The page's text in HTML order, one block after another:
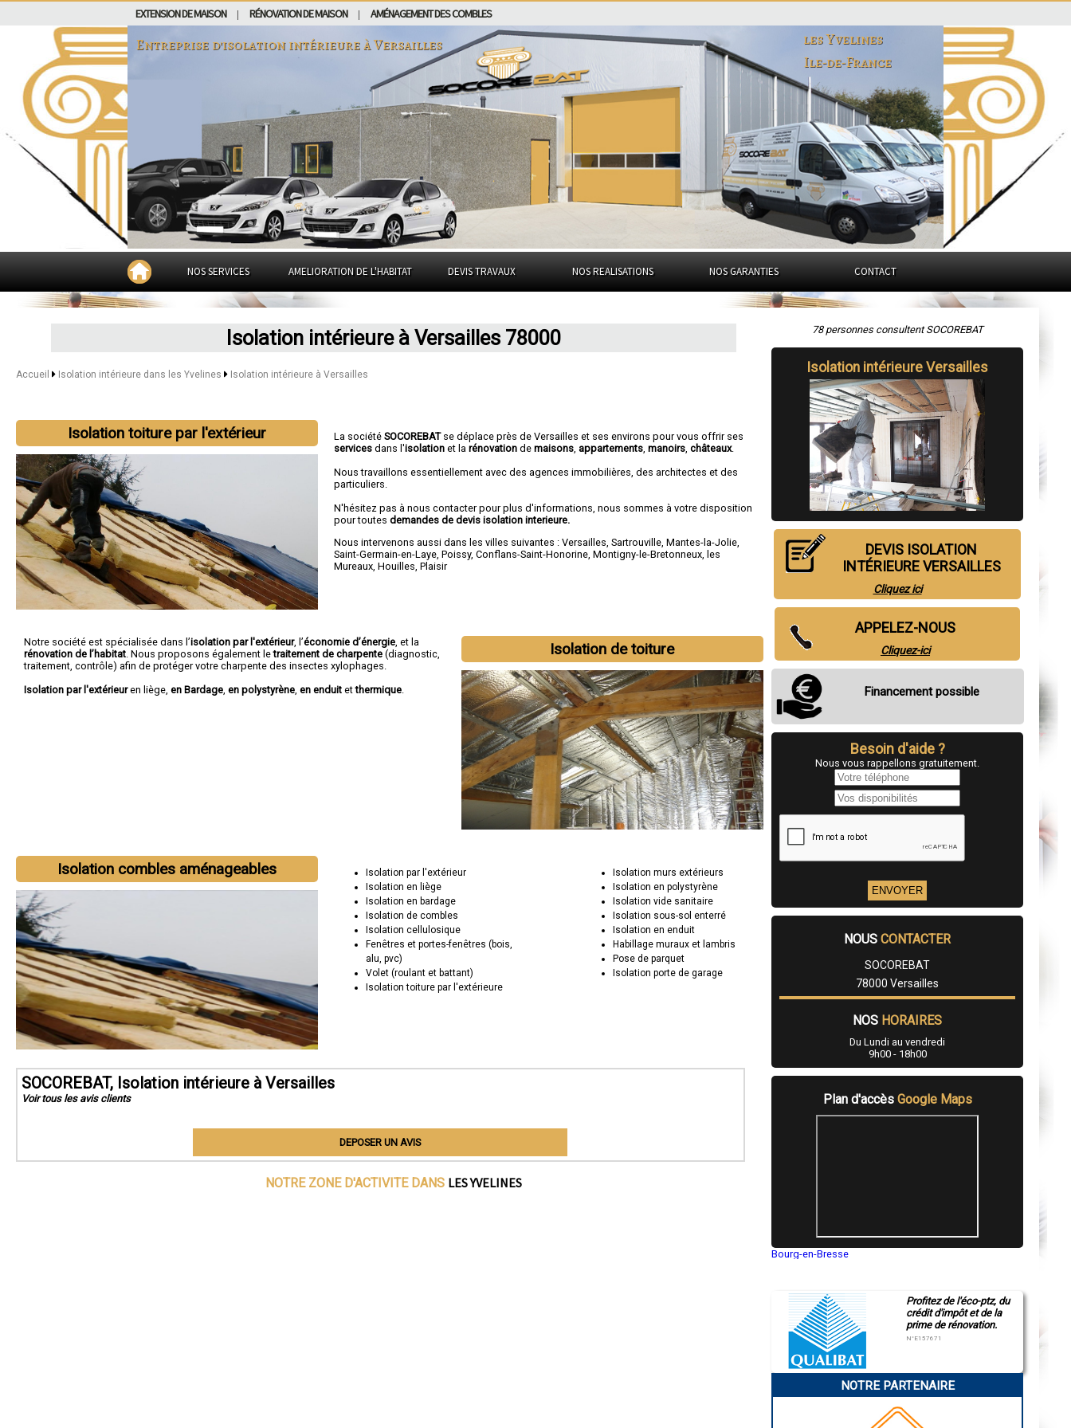
EXTENSION DE MAISON RÉNOVATION DE MAISON AMÉNAGEMENT DES COMBLES
Entreprise d'isolation intérieure àVersailles
les Yvelines
Ile-de-France
NOS SERVICES AMELIORATION DE L'HABITAT DEVIS TRAVAUX NOS REALISATIONS NOS GARANTIES CONTACT
Isolation intérieure à Versailles 78000
Accueil Isolation intérieure dans les Yvelines Isolation intérieure à Versailles
Isolation toiture par l'extérieur La sociétéSOCOREBATse déplace près de Versailles et ses environs pour vous offrir ses
services dans l'isolation et larénovation demaisons appartements ,manoirs ,châteaux.
Nous travaillons essentiellement avec des agences immobilières, des architectes et des
particuliers.
N'hésitez pas à nous contacter pour plus d'informations, nous sommes à votre disposition
pour toutesdemandes de devis isolation interieure.
Nous intervenons aussi dans les villes suivantes :Versailles ,Sartrouville ,Mantes-la-Jolie
Saint-Germain-en-Laye ,Poissy,Conflans-Saint-Honorine ,Montigny-le-Bretonneux ,les
Mureaux ,Houilles ,Plaisir
Isolation de toiture
Notre société est spécialisée dans l’isolation par l'extérieur, l’économie d’énergie , et la
rénovation de l’habitat . Nous proposons également letraitement de charpente (diagnostic,
traitement, contrôle) afin de protéger votre charpente des insectes xylophages.
Isolation par l'extérieuren liège, en Bardage en polystyrène en enduit etthermique
Isolation combles aménageables
Isolation par l'extérieur
Isolation en liège
Isolation en bardage
Isolation de combles
Isolation cellulosique
Fenêtres et portes-fenêtres (bois,
alu, pvc)
Volet (roulant et battant)
Isolation toiture par l'extérieure
Isolation murs extérieurs
Isolation en polystyrène
Isolation vide sanitaire
Isolation sous-sol enterré
Isolation en enduit
Habillage muraux et lambris
Pose de parquet
Isolation porte de garage
SOCOREBAT, Isolation intérieure à Versailles
Voir tous les avis clients
DEPOSER UN AVIS
NOTRE ZONE D'ACTIVITE DANS LES YVELINES
78 personnes consultent SOCOREBAT
Isolation intérieure Versailles
DEVIS ISOLATION
INTÉRIEURE VERSAILLES
Cliquez ici
APPELEZ-NOUS
Cliquez-ici
Financement possible
Besoin d'aide ?
Nous vous rappellons gratuitement.
NOUS CONTACTER
SOCOREBAT
78000 Versailles
NOS HORAIRES
Du Lundi au vendredi
9h00 - 18h00
Plan d'accès Google Maps
Bourg-en-Bresse
Gap
Nice
Annonay
Charleville-Mézières
Troyes
Narbonne
Marseille
Profitez de l'éco-ptz, du
crédit d'impôt et de la
prime de rénovation.
N°E157671
NOTRE PARTENAIRE